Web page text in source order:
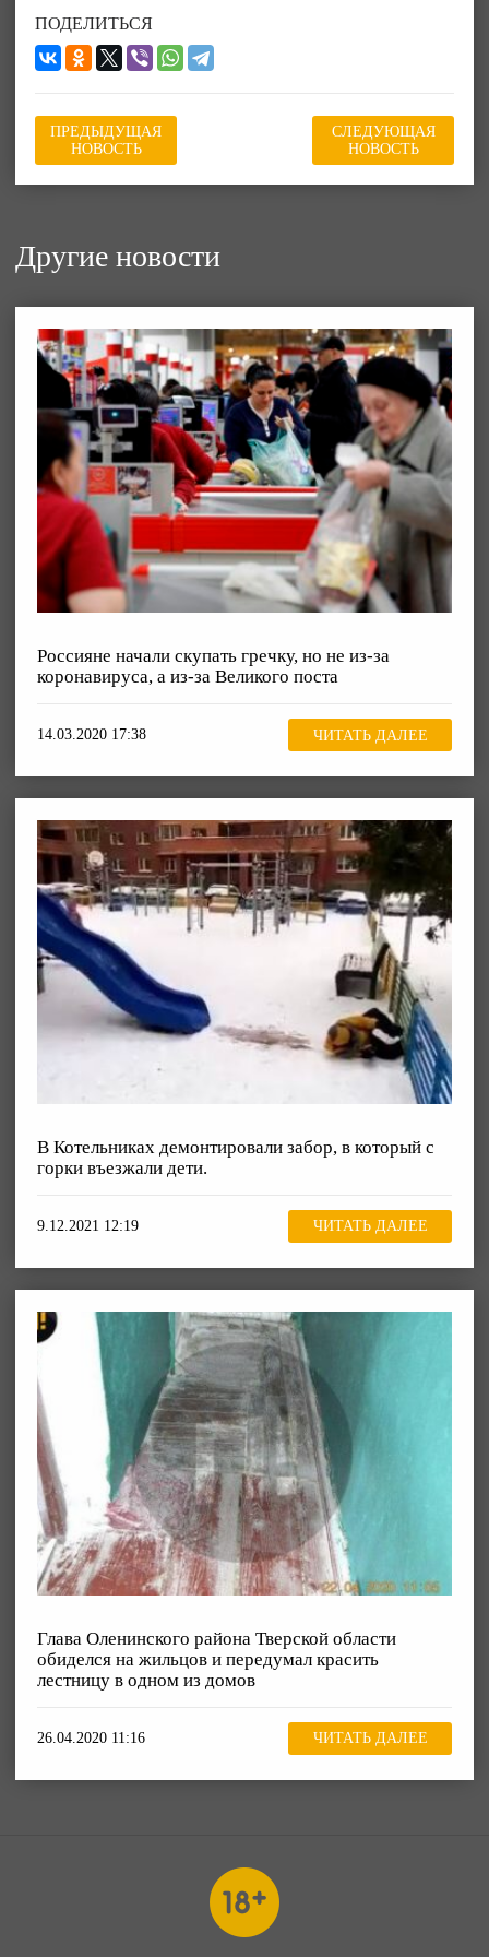
ПОДЕЛИТЬСЯ
ПРЕДЫДУЩАЯ
НОВОСТЬ
СЛЕДУЮЩАЯ
НОВОСТЬ
Другие новости
Россияне начали скупать гречку, но не из-за
коронавируса, а из-за Великого поста
14.03.2020 17:38 ЧИТАТЬ ДАЛЕЕ
В Котельниках демонтировали забор, в который с
горки въезжали дети.
9.12.2021 12:19 ЧИТАТЬ ДАЛЕЕ
Глава Оленинского района Тверской области
обиделся на жильцов и передумал красить
лестницу в одном из домов
26.04.2020 11:16 ЧИТАТЬ ДАЛЕЕ